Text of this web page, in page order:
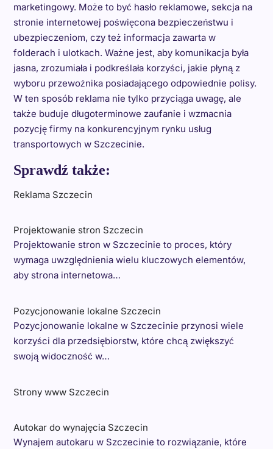
marketingowy. Może to być hasło reklamowe, sekcja na
stronie internetowej poświęcona bezpieczeństwu i
ubezpieczeniom, czy też informacja zawarta w
folderach i ulotkach. Ważne jest, aby komunikacja była
jasna, zrozumiała i podkreślała korzyści, jakie płyną z
wyboru przewoźnika posiadającego odpowiednie polisy.
W ten sposób reklama nie tylko przyciąga uwagę, ale
także buduje długoterminowe zaufanie i wzmacnia
pozycję firmy na konkurencyjnym rynku usług
transportowych w Szczecinie.
Sprawdź także:
Reklama Szczecin
Projektowanie stron Szczecin
Projektowanie stron w Szczecinie to proces, który
wymaga uwzględnienia wielu kluczowych elementów,
aby strona internetowa…
Pozycjonowanie lokalne Szczecin
Pozycjonowanie lokalne w Szczecinie przynosi wiele
korzyści dla przedsiębiorstw, które chcą zwiększyć
swoją widoczność w…
Strony www Szczecin
Autokar do wynajęcia Szczecin
Wynajem autokaru w Szczecinie to rozwiązanie, które